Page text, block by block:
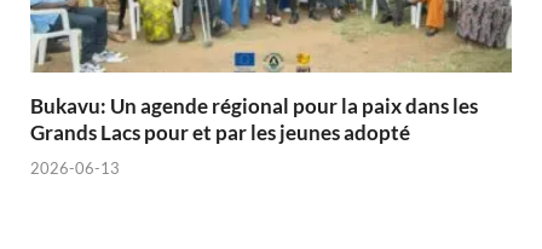
Bukavu: Un agende régional pour la paix dans les
Grands Lacs pour et par les jeunes adopté
2026-06-13